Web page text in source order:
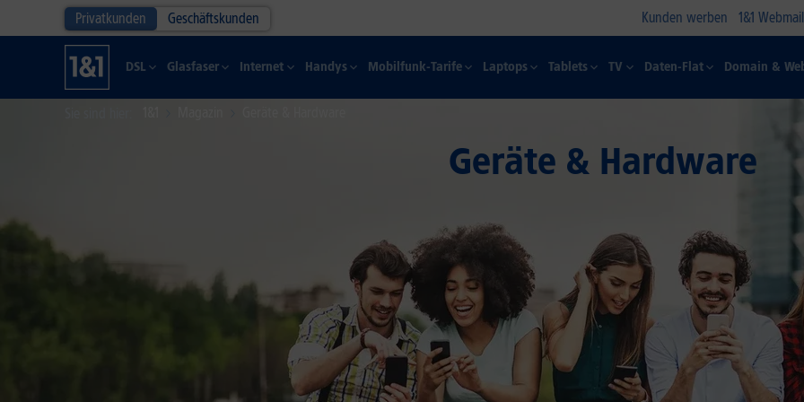
Privatkunden Geschäftskunden Kunden werben 1&1
DSL Glasfaser Internet Handys Mobilfunk-Tarife Laptops Tablets TV Daten-Flat Domain &
Geräte & Hardware